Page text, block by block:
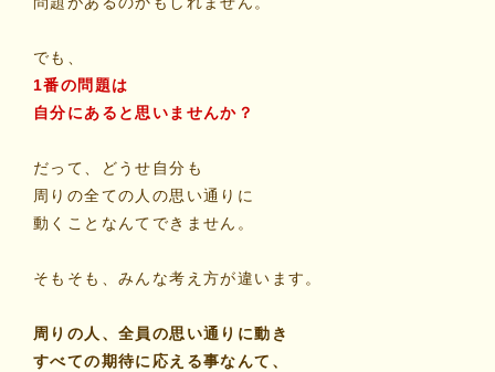
でも、
1番の問題は
自分にあると思いませんか？
だって、どうせ自分も
周りの全ての人の思い通りに
動くことなんてできません。
そもそも、みんな考え方が違います。
周りの人、全員の思い通りに動き
すべての期待に応える事なんて、